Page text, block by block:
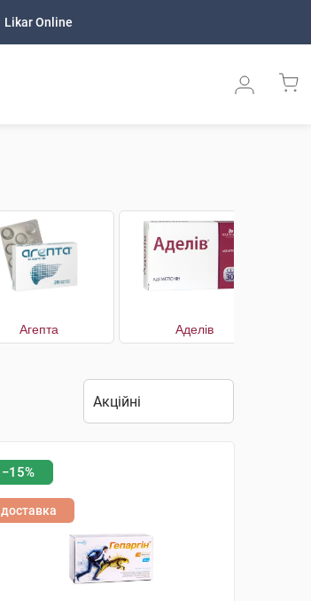
Likar Online
Агепта Аделів
−15%
доставка